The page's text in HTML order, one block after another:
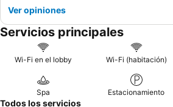
Ver opiniones
Servicios principales
Wi-Fi en el lobby Wi-Fi (habitación)
Spa Estacionamiento
Todos los servicios